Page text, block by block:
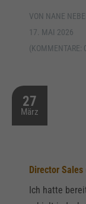
VON NANE NEBEL
17. MAI 2026
(KOMMENTARE:
27
März
Director
Ich hatte